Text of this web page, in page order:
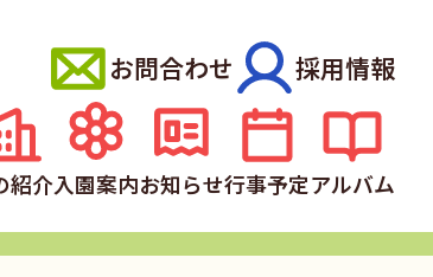
紹介入園案内お知らせ行事予定アルバム
お問合わせ 採用情報